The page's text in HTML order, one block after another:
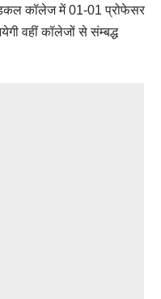
कॉलेज में 01-01 प्रोफेसर
वहीं कॉलेजों से संम्बद्ध